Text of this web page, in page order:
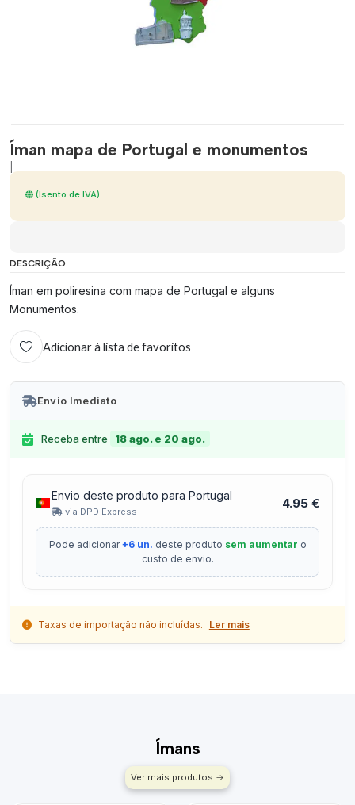
Íman mapa de Portugal e monumentos
(Isento de IVA)
DESCRIÇÃO
Íman em poliresina com mapa de Portugal e alguns
Monumentos.
Adicionar à lista de favoritos
Envio Imediato
Receba entre 18 ago. e 20 ago.
Envio deste produto para Portugal
via DPD Express
4.95 €
Pode adicionar+6 un. deste produto sem aumentar o
custo de envio.
Taxas de importação não incluídas. Ler mais
Ímans
Ver mais produtos